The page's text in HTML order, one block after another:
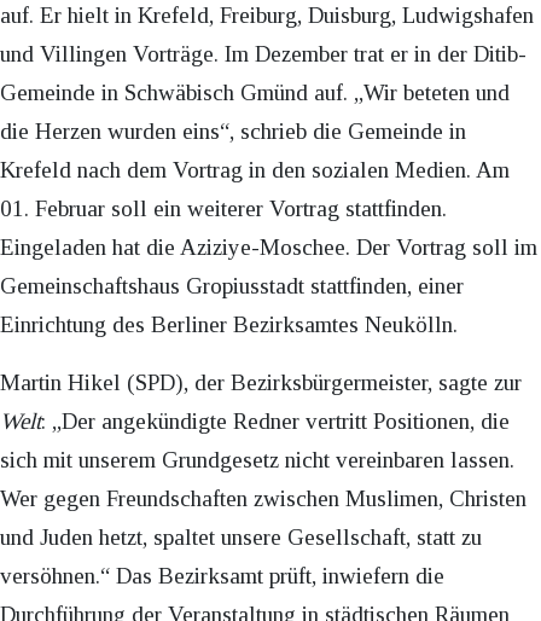
auf. Er hielt in Krefeld, Freiburg, Duisburg, Ludwigshafen
und Villingen Vorträge. Im Dezember trat er in der Ditib-
Gemeinde in Schwäbisch Gmünd auf. „Wir beteten und
die Herzen wurden eins“, schrieb die Gemeinde in
Krefeld nach dem Vortrag in den sozialen Medien. Am
01. Februar soll ein weiterer Vortrag stattfinden.
Eingeladen hat die Aziziye-Moschee. Der Vortrag soll im
Gemeinschaftshaus Gropiusstadt stattfinden, einer
Einrichtung des Berliner Bezirksamtes Neukölln.
Martin Hikel (SPD), der Bezirksbürgermeister, sagte zur
Welt: „Der angekündigte Redner vertritt Positionen, die
sich mit unserem Grundgesetz nicht vereinbaren lassen.
Wer gegen Freundschaften zwischen Muslimen, Christen
und Juden hetzt, spaltet unsere Gesellschaft, statt zu
versöhnen.“ Das Bezirksamt prüft, inwiefern die
Durchführung der Veranstaltung in städtischen Räumen